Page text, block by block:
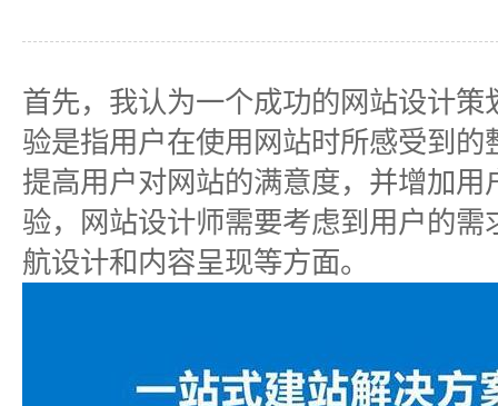
首先，我认为一个成功的网站设计
验是指用户在使用网站时所感受到
提高用户对网站的满意度，并增加
验，网站设计师需要考虑到用户的
航设计和内容呈现等方面。